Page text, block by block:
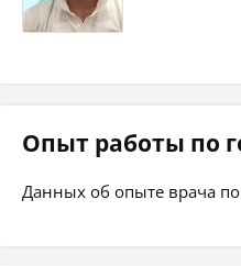
Опыт работы по
Данных об опыте врача